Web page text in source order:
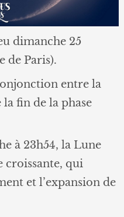
dimanche 25
de Paris).
entre la
fin de la phase
à 23h54, la Lune
croissante, qui
et l’expansion de